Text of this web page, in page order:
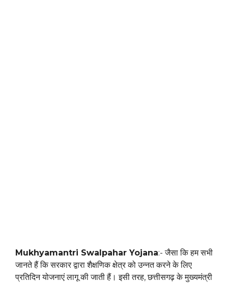
Mukhyamantri Swalpahar Yojana:- जैसा कि हम सभी
जानते हैं कि सरकार द्वारा शैक्षणिक क्षेत्र को उन्नत करने के लिए
प्रतिदिन योजनाएं लागू की जाती हैं। इसी तरह, छत्तीसगढ़ के मुख्यमंत्री